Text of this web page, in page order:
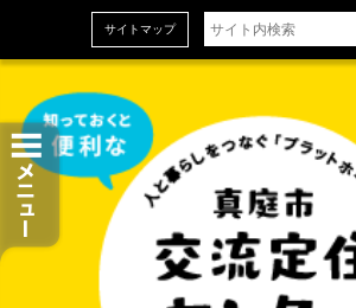
交流定住センターについて
センターの設備とサービス
ご利用申し込み
サイトマップ